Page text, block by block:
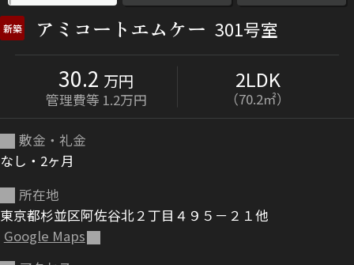
ルームツアー
シャーメゾンショップを探す
新築 アミコートエムケー 301号室
30.2 万円
管理費等 1.2万円
2LDK
（70.2㎡）
敷金・礼金
なし・2ヶ月
所在地
東京都杉並区阿佐谷北２丁目４９５－２１他
Google Maps